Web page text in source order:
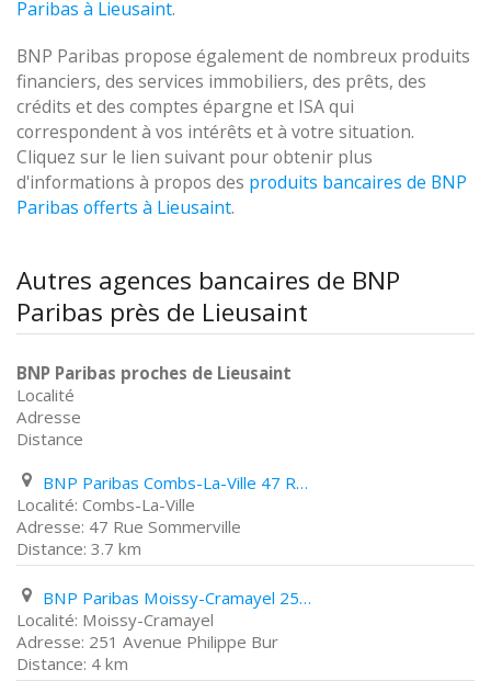
Paribas à Lieusaint.
BNP Paribas propose également de nombreux produits
financiers, des services immobiliers, des prêts, des
crédits et des comptes épargne et ISA qui
correspondent à vos intérêts et à votre situation.
Cliquez sur le lien suivant pour obtenir plus
d'informations à propos des produits bancaires de BNP
Paribas offerts à Lieusaint.
Autres agences bancaires de BNP
Paribas près de Lieusaint
BNP Paribas proches de Lieusaint
Localité
Adresse
Distance
BNP Paribas Combs-La-Ville 47 Rue Sommerville
Combs-La-Ville
47 Rue Sommerville
3.7 km
BNP Paribas Moissy-Cramayel 251 Avenue Philippe Bur
Moissy-Cramayel
251 Avenue Philippe Bur
4 km